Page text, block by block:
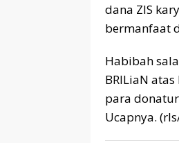
dana ZIS
bermanfaat
Habibah
BRILiaN
para
Ucapnya.